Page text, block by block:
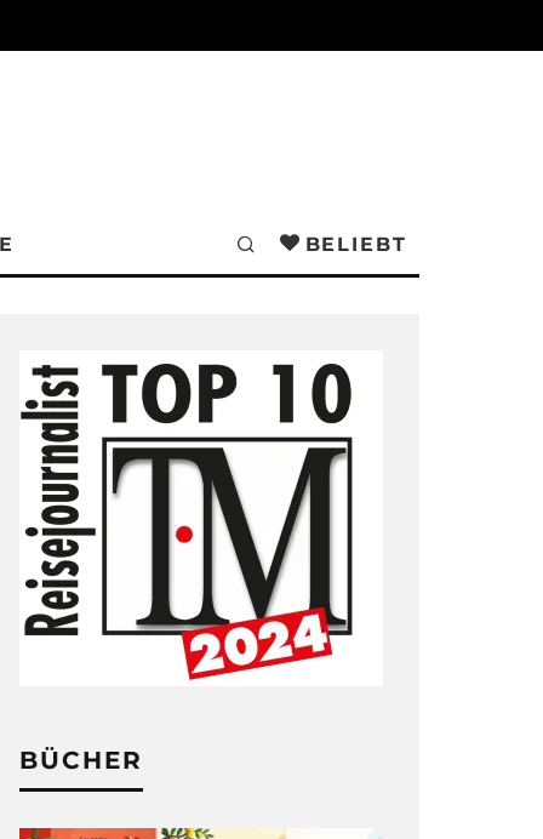
BELIEBT
BÜCHER